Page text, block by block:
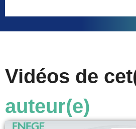
Vidéos de
auteur(e)